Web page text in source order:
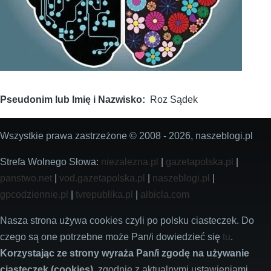
Pseudonim lub Imię i Nazwisko Roz Sądek
Wszystkie prawa zastrzeżone © 2008 - 2026, naszeblogi.pl
Strefa Wolnego Słowa: niezalezna.pl gazetapolska.pl
panstwo.net
vod.gazetapolska.pl naszeblogi.pl
gpcodziennie.pl
tvrepublika.pl albicla.com
Nasza strona używa cookies czyli po polsku ciasteczek. Do
czego są one potrzebne może Pan/i dowiedzieć się tu.
Korzystając ze strony wyraża Pan/i zgodę na używanie